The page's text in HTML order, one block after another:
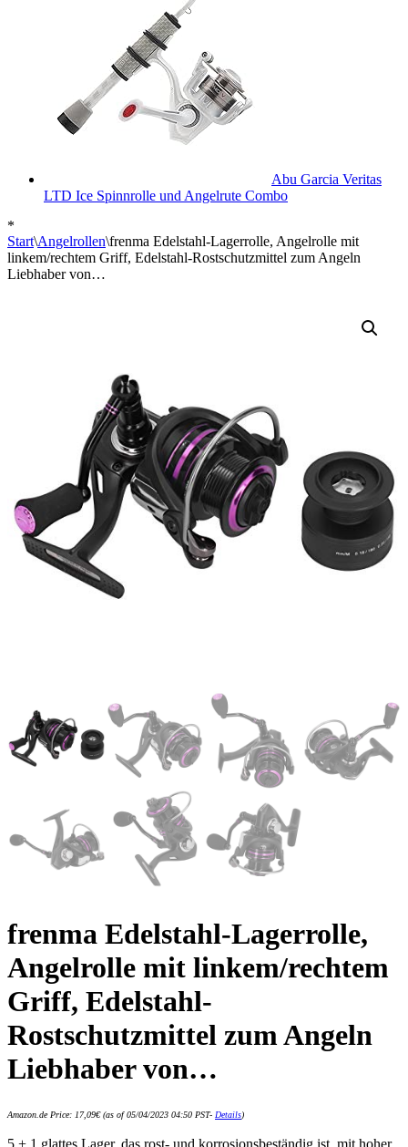
Abu Garcia Veritas
LTD Ice Spinnrolle und Angelrute Combo
*
Start\Angelrollen\frenma Edelstahl-Lagerrolle, Angelrolle mit
linkem/rechtem Griff, Edelstahl-Rostschutzmittel zum Angeln
Liebhaber von…
frenma Edelstahl-Lagerrolle,
Angelrolle mit linkem/rechtem
Griff, Edelstahl-
Rostschutzmittel zum Angeln
Liebhaber von…
Amazon.de Price: 17,09€(as of 05/04/2023 04:50 PST- Details)